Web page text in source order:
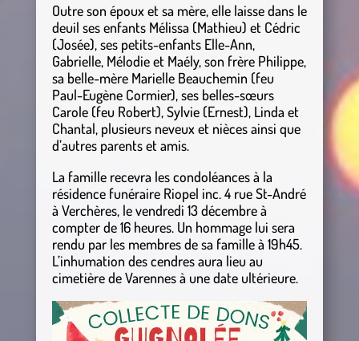
Outre son époux et sa mère, elle laisse dans le
deuil ses enfants Mélissa (Mathieu) et Cédric
(Josée), ses petits-enfants Elle-Ann,
Gabrielle, Mélodie et Maély, son frère Philippe,
sa belle-mère Marielle Beauchemin (feu
Paul-Eugène Cormier), ses belles-sœurs
Carole (feu Robert), Sylvie (Ernest), Linda et
Chantal, plusieurs neveux et nièces ainsi que
d’autres parents et amis.
La famille recevra les condoléances à la
résidence funéraire Riopel inc. 4 rue St-André
à Verchères, le vendredi 13 décembre à
compter de 16 heures. Un hommage lui sera
rendu par les membres de sa famille à 19h45.
L’inhumation des cendres aura lieu au
cimetière de Varennes à une date ultérieure.